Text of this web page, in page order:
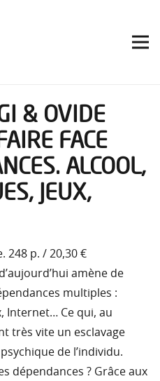
& OVIDE
FACE
ALCOOL,
JEUX,
248 p. / 20,30 €
amène de
multiples :
Internet… Ce qui, au
très vite un esclavage
de l’individu.
dépendances ? Grâce aux